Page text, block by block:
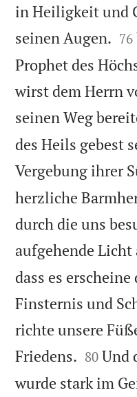
in Heiligkeit und
seinen Augen. 

76
Prophet des
wirst dem Herrn
seinen Weg
des Heils gebest
Vergebung ihrer
herzliche
durch die uns
aufgehende Licht
dass es
Finsternis und
richte unsere
Friedens. 

80 Und
wurde stark im